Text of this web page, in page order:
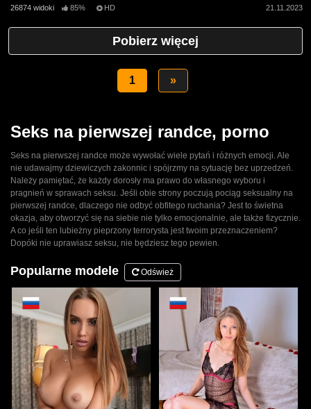
26874 widoki 85% HD 21.11.2023
Pobierz więcej
1 »
Seks na pierwszej randce, porno
Seks na pierwszej randce może wywołać wiele pytań i różnych emocji. Ale
nie udawajmy dziewiczych zakonnic i spójrzmy na sytuację bez uprzedzeń.
Należy pamiętać, że każdy dorosły ma prawo do własnego wyboru i
pragnień w sprawach seksu. Jeśli obie strony poczują pociąg seksualny na
pierwszej randce, dlaczego nie odbyć obfitego ruchania? Jest to świetna
okazja, aby otworzyć się na siebie nie tylko emocjonalnie, ale także fizycznie.
A co jeśli ten lubieżny pieprzony terrorysta jest twoim przeznaczeniem?
Dopóki nie uprawiasz seksu, nie będziesz tego pewien.
Popularne modele Odśwież